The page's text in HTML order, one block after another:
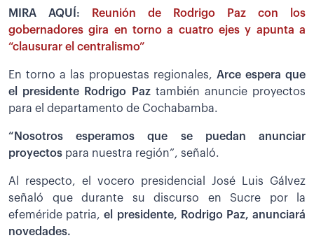
MIRA AQUÍ:
Reunión de Rodrigo Paz con los
gobernadores gira en torno a cuatro ejes y apunta a
“clausurar el centralismo”
En torno a las propuestas regionales, Arce espera que
el presidente Rodrigo Paz también anuncie proyectos
para el departamento de Cochabamba.
“Nosotros esperamos que se puedan anunciar
proyectos para nuestra región”, señaló.
Al respecto, el vocero presidencial José Luis Gálvez
señaló que durante su discurso en Sucre por la
efeméride patria,el presidente, Rodrigo Paz, anunciará
novedades.